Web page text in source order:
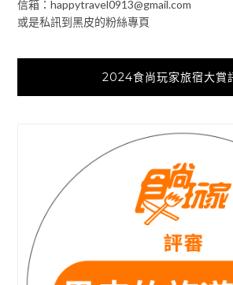
信箱：happytravel0913@gmail.com
或是私訊到黑皮的粉絲專頁
2024食尚玩家旅宿大賞